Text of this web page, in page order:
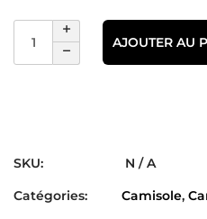
AJOUTER AU
SKU:
N / A
Catégories:
Camisole,